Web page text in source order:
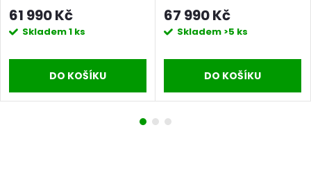
traktor
stroje + doprava až na vaši
zahradu.
61 990 Kč
Skladem1 ks
DO KOŠÍKU
stroje + doprava až na vaši
zahradu.
67 990 Kč
Skladem >5 ks
DO KOŠÍKU